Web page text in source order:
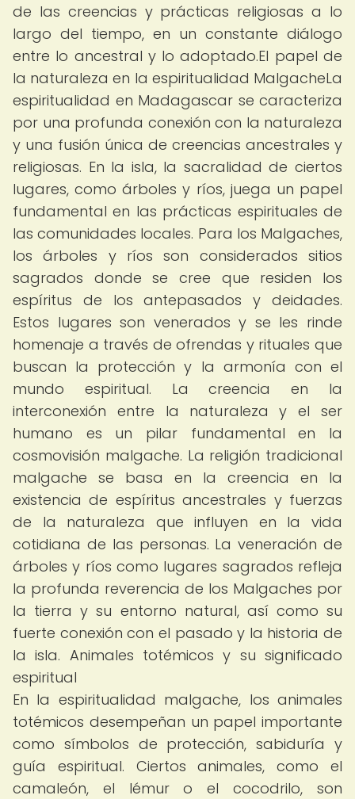
de las creencias y prácticas religiosas a lo
largo del tiempo, en un constante diálogo
entre lo ancestral y lo adoptado.El papel de
la naturaleza en la espiritualidad MalgacheLa
espiritualidad en Madagascar se caracteriza
por una profunda conexión con la naturaleza
y una fusión única de creencias ancestrales y
religiosas. En la isla, la sacralidad de ciertos
lugares, como árboles y ríos, juega un papel
fundamental en las prácticas espirituales de
las comunidades locales. Para los Malgaches,
los árboles y ríos son considerados sitios
sagrados donde se cree que residen los
espíritus de los antepasados y deidades.
Estos lugares son venerados y se les rinde
homenaje a través de ofrendas y rituales que
buscan la protección y la armonía con el
mundo espiritual. La creencia en la
interconexión entre la naturaleza y el ser
humano es un pilar fundamental en la
cosmovisión malgache. La religión tradicional
malgache se basa en la creencia en la
existencia de espíritus ancestrales y fuerzas
de la naturaleza que influyen en la vida
cotidiana de las personas. La veneración de
árboles y ríos como lugares sagrados refleja
la profunda reverencia de los Malgaches por
la tierra y su entorno natural, así como su
fuerte conexión con el pasado y la historia de
la isla. Animales totémicos y su significado
espiritual
En la espiritualidad malgache, los animales
totémicos desempeñan un papel importante
como símbolos de protección, sabiduría y
guía espiritual. Ciertos animales, como el
camaleón, el lémur o el cocodrilo, son